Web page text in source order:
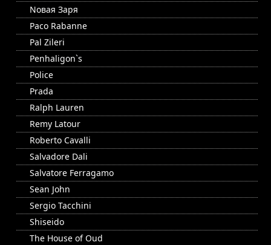
Nовая Заря
Paco Rabanne
Pal Zileri
Penhaligon`s
Police
Prada
Ralph Lauren
Remy Latour
Roberto Cavalli
Salvadore Dali
Salvatore Ferragamo
Sean John
Sergio Tacchini
Shiseido
The House of Oud